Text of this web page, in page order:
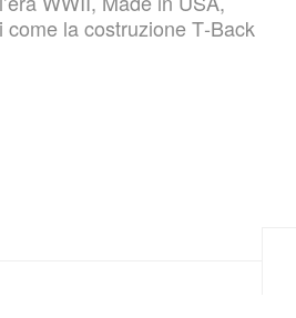
la costruzione T‑Back